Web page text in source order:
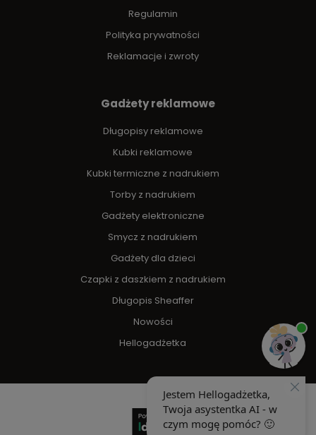
Regulamin
Polityka prywatności
Reklamacje i zwroty
Gadżety reklamowe
Długopisy reklamowe
Kubki reklamowe
Kubki termiczne z nadrukiem
Torby z nadrukiem
Gadżety elektroniczne
Smycz z nadrukiem
Gadżety dla dzieci
Czapki z daszkiem z nadrukiem
Długopis Sheaffer
Nowości
Hellogadżetka